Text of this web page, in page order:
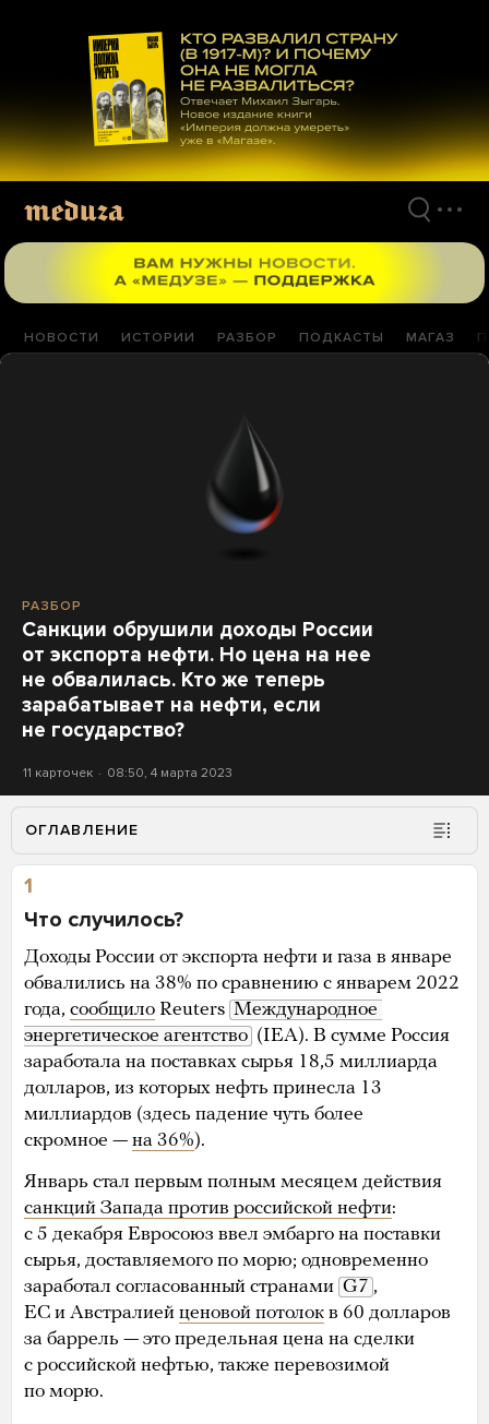
материалам
НОВОСТИ ИСТОРИИ РАЗБОР ПОДКАСТЫ МАГАЗ
РАЗБОР
Санкции обрушили доходы России
от экспорта нефти. Но цена на нее
не обвалилась. Кто же теперь
зарабатывает на нефти, если
не государство?
11 карточек 08:50, 4 марта 2023
ОГЛАВЛЕНИЕ
1
Что случилось?
Доходы России от экспорта нефти и газа в январе
обвалились на 38% по сравнению с январем 2022
года, сообщило Reuters Международное
энергетическое агентство (IEA). В сумме Россия
заработала на поставках сырья 18,5 миллиарда
долларов, из которых нефть принесла 13
миллиардов (здесь падение чуть более
скромное — на 36%).
Январь стал первым полным месяцем действия
санкций Запада против российской нефти:
с 5 декабря Евросоюз ввел эмбарго на поставки
сырья, доставляемого по морю; одновременно
заработал согласованный странами G7 ,
ЕС и Австралией ценовой потолок в 60 долларов
за баррель — это предельная цена на сделки
с российской нефтью, также перевозимой
по морю.